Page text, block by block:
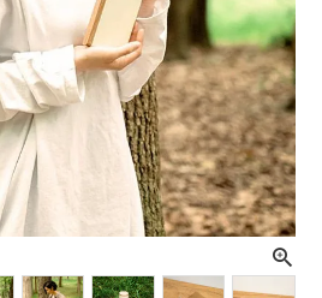
ファン
品